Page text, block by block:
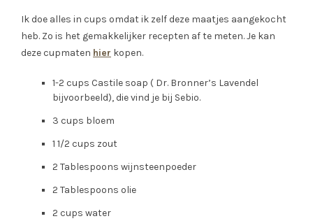
Ik doe alles in cups omdat ik zelf deze maatjes aangekocht
heb. Zo is het gemakkelijker recepten af te meten. Je kan
deze cupmaten hier kopen.
1-2 cups Castile soap ( Dr. Bronner’s Lavendel
bijvoorbeeld), die vind je bij Sebio.
3 cups bloem
1 1/2 cups zout
2 Tablespoons wijnsteenpoeder
2 Tablespoons olie
2 cups water